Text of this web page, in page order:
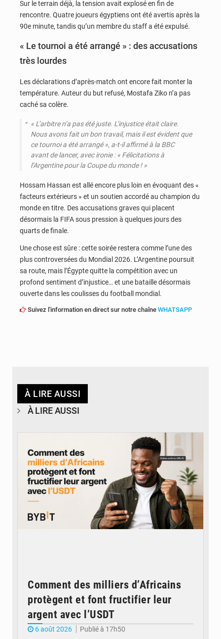
Sur le terrain déjà, la tension avait explosé en fin de
rencontre. Quatre joueurs égyptiens ont été avertis après la
90e minute, tandis qu’un membre du staff a été expulsé.
« Le tournoi a été arrangé » : des accusations
très lourdes
Les déclarations d’après-match ont encore fait monter la
température. Auteur du but refusé, Mostafa Ziko n’a pas
caché sa colère.
« L’arbitre n’a pas été juste. L’injustice était claire.
Nous avons fait un bon travail, mais il est évident que
ce tournoi a été arrangé », a-t-il affirmé à la BBC
avant de lancer, avec ironie :« Félicitations à
l’Argentine pour la Coupe du monde ! »
Hossam Hassan est allé encore plus loin en évoquant des «
facteurs extérieurs » et un soutien accordé au champion du
monde en titre. Des accusations graves qui placent
désormais la FIFA sous pression à quelques jours des
quarts de finale.
Une chose est sûre : cette soirée restera comme l’une des
plus controversées du Mondial 2026. L’Argentine poursuit
sa route, mais l’Égypte quitte la compétition avec un
profond sentiment d’injustice… et une bataille désormais
ouverte dans les coulisses du football mondial.
Suivez l'information en direct sur notre chaîne WHATSAPP
À LIRE AUSSI
À LIRE AUSSI
Comment des milliers d’Africains
protègent et font fructifier leur
argent avec l’USDT
6 août 2026
Publié à 17h50